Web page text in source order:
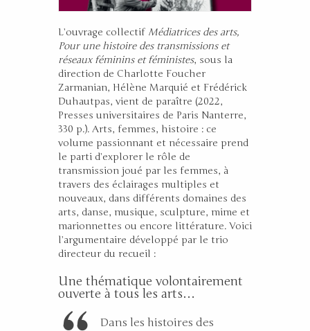
L’ouvrage collectif Médiatrices des arts,
Pour une histoire des transmissions et
réseaux féminins et féministes, sous la
direction de Charlotte Foucher
Zarmanian, Hélène Marquié et Frédérick
Duhautpas, vient de paraître (2022,
Presses universitaires de Paris Nanterre,
330 p.). Arts, femmes, histoire : ce
volume passionnant et nécessaire prend
le parti d’explorer le rôle de
transmission joué par les femmes, à
travers des éclairages multiples et
nouveaux, dans différents domaines des
arts, danse, musique, sculpture, mime et
marionnettes ou encore littérature. Voici
l’argumentaire développé par le trio
directeur du recueil :
Une thématique volontairement
ouverte à tous les arts…
Dans les histoires des